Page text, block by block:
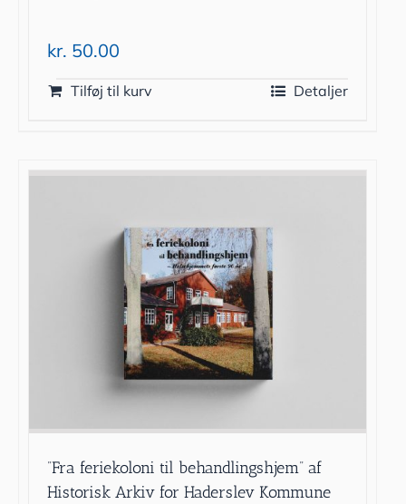
kr. 50.00
Tilføj til kurv Detaljer
”Fra feriekoloni til behandlingshjem” af
Historisk Arkiv for Haderslev Kommune